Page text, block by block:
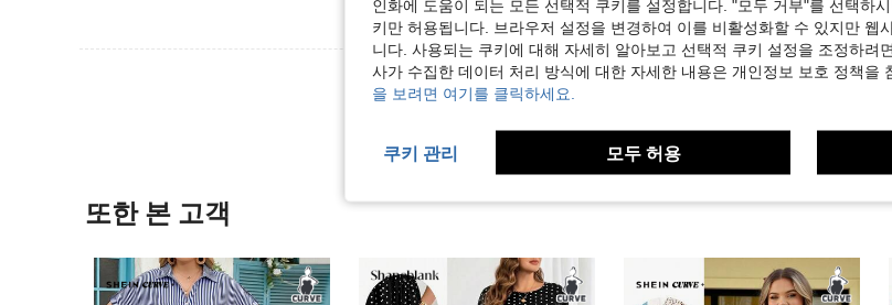
도움이 됨 (0)
리뷰 더 보기
또한 본 고객
인화에 도움이 되는 모든 선택적 쿠키를 설정합니다. "모두 거부"를 선택하
키만 허용됩니다. 브라우저 설정을 변경하여 이를 비활성화할 수 있지만 웹
니다. 사용되는 쿠키에 대해 자세히 알아보고 선택적 쿠키 설정을 조정하려
사가 수집한 데이터 처리 방식에 대한 자세한 내용은 개인정보 보호 정책을
을 보려면 여기를 클릭하세요.
쿠키 관리 모두 허용